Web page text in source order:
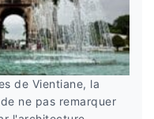
de Vientiane, la
ne pas remarquer